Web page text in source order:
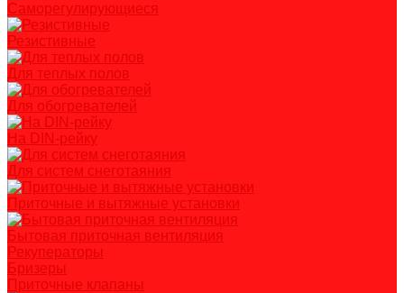
Саморегулирующиеся
Резистивные
Для теплых полов
Для обогревателей
На DIN-рейку
Для систем снеготаяния
Приточные и вытяжные установки
Бытовая приточная вентиляция
Рекуператоры
Бризеры
Приточные клапаны